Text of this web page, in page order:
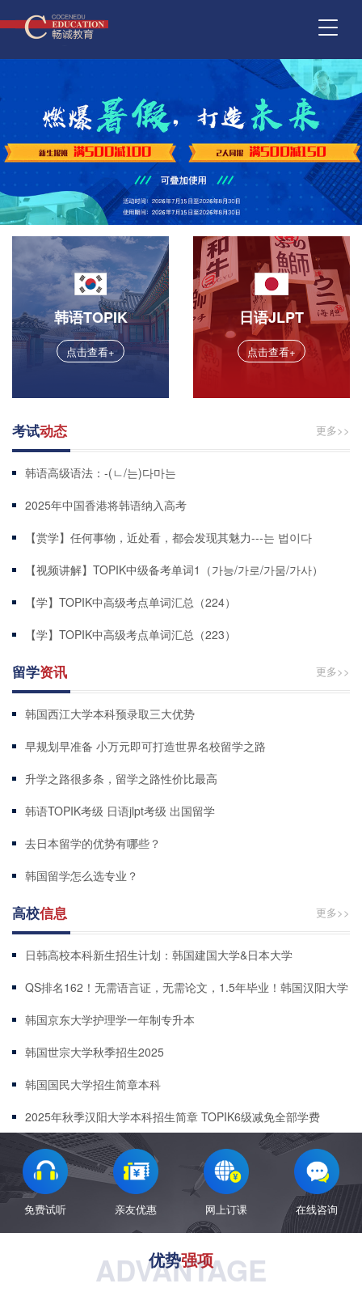
韩语TOPIK
点击查看+
日语JLPT
点击查看+
考试动态 更多>>
韩语高级语法：-(ㄴ/는)다마는
2025年中国香港将韩语纳入高考
【赏学】任何事物，近处看，都会发现其魅力---는 법이다
【视频讲解】TOPIK中级备考单词1（가능/가로/가뭄/가사）
【学】TOPIK中高级考点单词汇总（224）
【学】TOPIK中高级考点单词汇总（223）
留学资讯 更多>>
韩国西江大学本科预录取三大优势
早规划早准备 小万元即可打造世界名校留学之路
升学之路很多条，留学之路性价比最高
韩语TOPIK考级 日语jlpt考级 出国留学
去日本留学的优势有哪些？
韩国留学怎么选专业？
高校信息 更多>>
日韩高校本科新生招生计划：韩国建国大学&日本大学
QS排名162！无需语言证，无需论文，1.5年毕业！韩国汉阳大学
硕士、博士项目
韩国京东大学护理学一年制专升本
韩国世宗大学秋季招生2025
韩国国民大学招生简章本科
2025年秋季汉阳大学本科招生简章 TOPIK6级减免全部学费
TOPIK5级减免50%的学费​
免费试听 亲友优惠 网上订课 在线咨询
优势强项
ADVANTAGE